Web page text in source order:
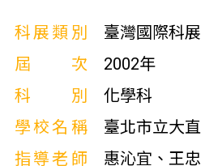
科展類別
臺灣國際科展
屆次
2002年
科別
化學科
學校名稱
臺北市立大
指導老師
惠沁宜、王